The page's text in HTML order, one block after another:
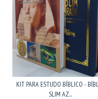
KIT PARA ESTUDO BÍBLICO -
SLIM AZ...